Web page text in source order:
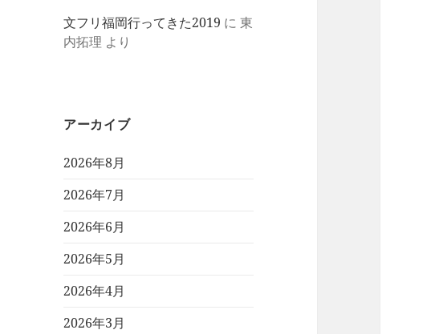
文フリ福岡行ってきた2019 に東
内拓理 より
アーカイブ
2026年8月
2026年7月
2026年6月
2026年5月
2026年4月
2026年3月